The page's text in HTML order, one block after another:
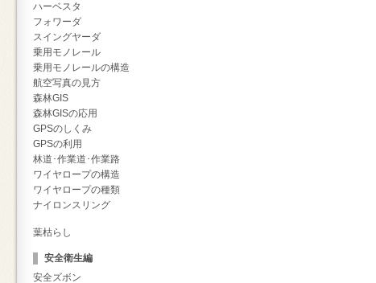
ハーベスタ
フォワーダ
スイングヤーダ
乗用モノレール
乗用モノレールの構造
航空写真の見方
森林GIS
森林GISの応用
GPSのしくみ
GPSの利用
林道･作業道･作業路
ワイヤロープの構造
ワイヤロープの種類
ナイロンスリング
葉枯らし
安全衛生編
安全ズボン